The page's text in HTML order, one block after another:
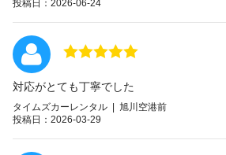
投稿日：2026-06-24
対応がとても丁寧でした
タイムズカーレンタル | 旭川空港前
投稿日：2026-03-29